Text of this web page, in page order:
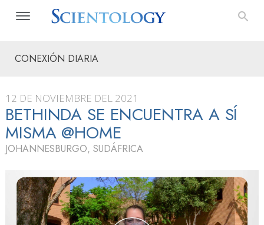
CONEXIÓN DIARIA
12 DE NOVIEMBRE DEL 2021
BETHINDA SE ENCUENTRA A SÍ
MISMA @HOME
JOHANNESBURGO, SUDÁFRICA